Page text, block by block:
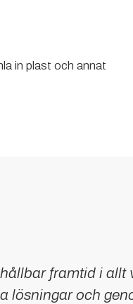
in plast och annat
framtid i allt
lösningar och